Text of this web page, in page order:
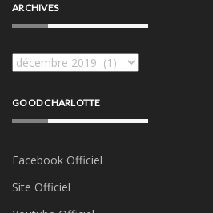
ARCHIVES
Archives
GOOD CHARLOTTE
Facebook Officiel
Site Officiel